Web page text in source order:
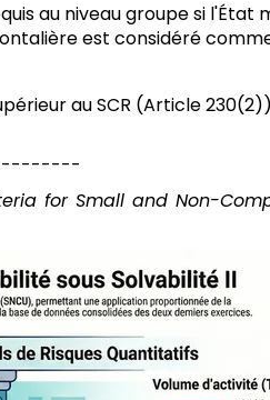
au niveau groupe si
est considéré
au SCR (Article
for Small and Non-